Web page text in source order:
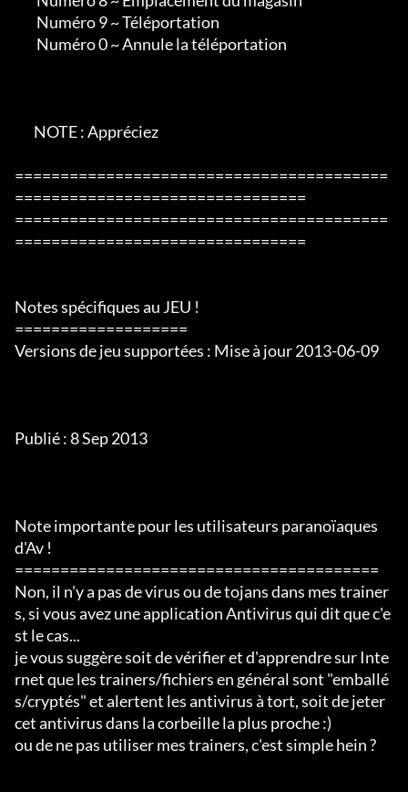
=========================================
================================
=========================================
================================
Notes spécifiques au JEU !
===================
Versions de jeu supportées : Mise à jour 2013-06-09
Publié : 8 Sep 2013
Note importante pour les utilisateurs paranoïaques
d'Av !
========================================
Non, il n'y a pas de virus ou de tojans dans mes trainer
s, si vous avez une application Antivirus qui dit que c'e
st le cas...
je vous suggère soit de vérifier et d'apprendre sur Inte
rnet que les trainers/fichiers en général sont "emballé
s/cryptés" et alertent les antivirus à tort, soit de jeter
cet antivirus dans la corbeille la plus proche :)
ou de ne pas utiliser mes trainers, c'est simple hein ?